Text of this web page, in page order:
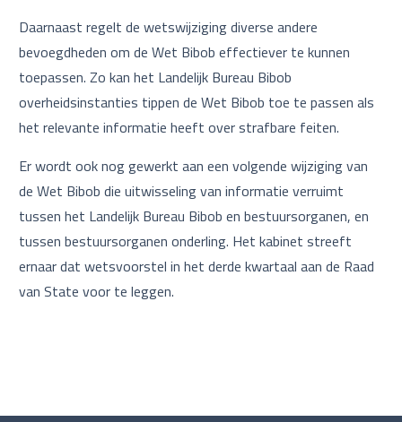
Daarnaast regelt de wetswijziging diverse andere
bevoegdheden om de Wet Bibob effectiever te kunnen
toepassen. Zo kan het Landelijk Bureau Bibob
overheidsinstanties tippen de Wet Bibob toe te passen als
het relevante informatie heeft over strafbare feiten.
Er wordt ook nog gewerkt aan een volgende wijziging van
de Wet Bibob die uitwisseling van informatie verruimt
tussen het Landelijk Bureau Bibob en bestuursorganen, en
tussen bestuursorganen onderling. Het kabinet streeft
ernaar dat wetsvoorstel in het derde kwartaal aan de Raad
van State voor te leggen.